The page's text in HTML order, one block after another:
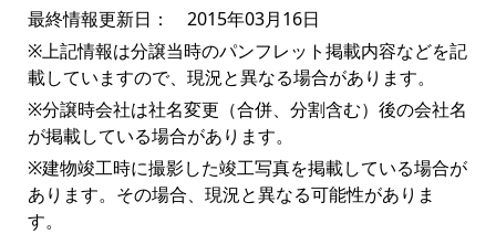
最終情報更新日： 2015年03月16日
※上記情報は分譲当時のパンフレット掲載内容などを記
載していますので、現況と異なる場合があります。
※分譲時会社は社名変更（合併、分割含む）後の会社名
が掲載している場合があります。
※建物竣工時に撮影した竣工写真を掲載している場合が
あります。その場合、現況と異なる可能性がありま
す。